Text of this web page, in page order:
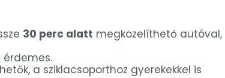
30 perc alatt megközelíthető autóval,
érdemes.
a sziklacsoporthoz gyerekekkel is